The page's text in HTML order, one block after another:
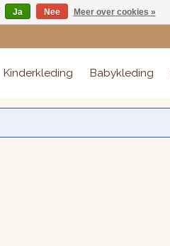
Kinderkleding Babykleding
Ja Nee Meer over cookies »